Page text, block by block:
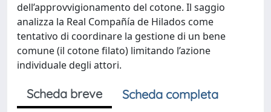
dell’approvvigionamento del cotone. Il saggio
analizza la Real Compañía de Hilados come
tentativo di coordinare la gestione di un bene
comune (il cotone filato) limitando l’azione
individuale degli attori.
Scheda breve
Scheda completa